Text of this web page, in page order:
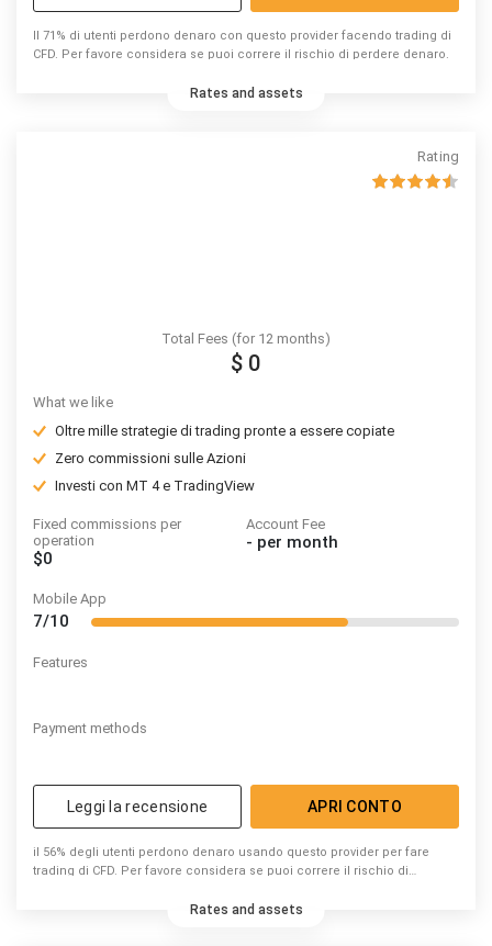
Il 71% di utenti perdono denaro con questo provider facendo trading di
CFD. Per favore considera se puoi correre il rischio di perdere denaro.
Rates and assets
Rating
Total Fees (for 12 months)
$ 0
What we like
Oltre mille strategie di trading pronte a essere copiate
Zero commissioni sulle Azioni
Investi con MT 4 e TradingView
Fixed commissions per
operation
$0
Account Fee
- per month
Mobile App
7/10
Features
Payment methods
Leggi la recensione APRI CONTO
il 56% degli utenti perdono denaro usando questo provider per fare
trading di CFD. Per favore considera se puoi correre il rischio di
Rates and assets